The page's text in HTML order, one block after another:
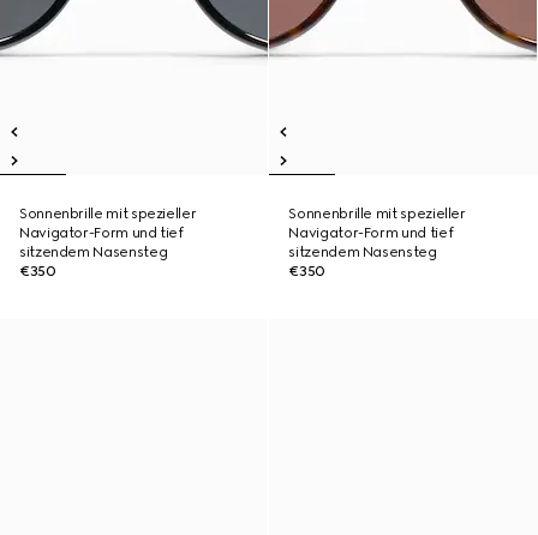
Sonnenbrille mit spezieller
Navigator-Form und tief
sitzendem Nasensteg
€350
Sonnenbrille mit spezieller
Navigator-Form und tief
sitzendem Nasensteg
€350